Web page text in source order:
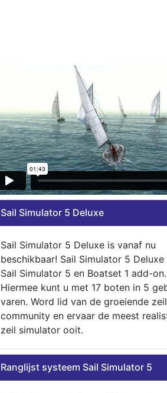
Sail Simulator 5 Deluxe
Sail Simulator 5 Deluxe is vanaf nu
beschikbaar! Sail Simulator 5
Sail Simulator 5 en Boatset 1 add-on.
Hiermee kunt u met 17 boten in 5
varen. Word lid van de groeiende zeil
community en ervaar de meest
zeil simulator ooit.
Ranglijst systeem Sail Simulator 5